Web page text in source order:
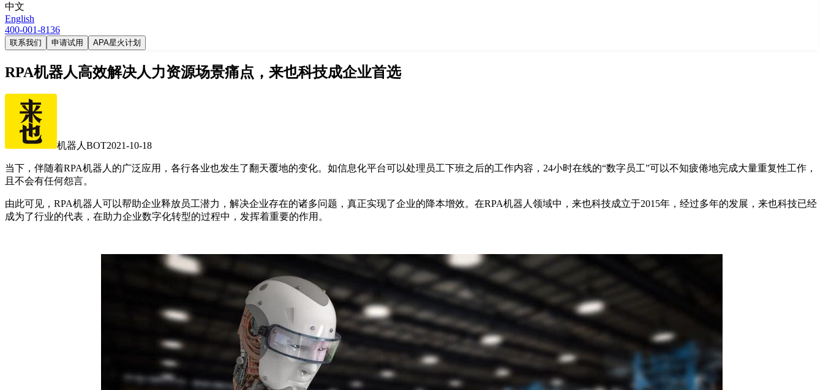
中文
English
400-001-8136
联系我们 申请试用 APA星火计划
RPA机器人高效解决人力资源场景痛点，来也科技成企业首选
机器人BOT2021-10-18
当下，伴随着RPA机器人的广泛应用，各行各业也发生了翻天覆地的变化。如信息化平台可以处理员工下班之后的工作内容，24小时在线的“数字员工”可以不知疲倦地完成大量重复性工作，
且不会有任何怨言。
由此可见，RPA机器人可以帮助企业释放员工潜力，解决企业存在的诸多问题，真正实现了企业的降本增效。在RPA机器人领域中，来也科技成立于2015年，经过多年的发展，来也科技已经
成为了行业的代表，在助力企业数字化转型的过程中，发挥着重要的作用。